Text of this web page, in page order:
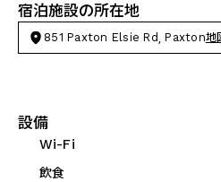
宿泊施設の所在地
851 Paxton Elsie Rd, Paxton地
設備
Wi-Fi
飲食